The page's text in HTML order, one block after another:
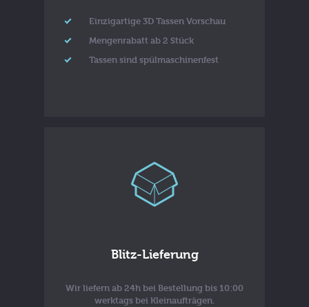
Einzigartige 3D Tassen Vorschau
Mengenrabatt ab 2 Stück
Tassen sind spülmaschinenfest
Blitz-Lieferung
Wir liefern ab 24h bei Bestellung bis 10:00
werktags bei Kleinaufträgen.